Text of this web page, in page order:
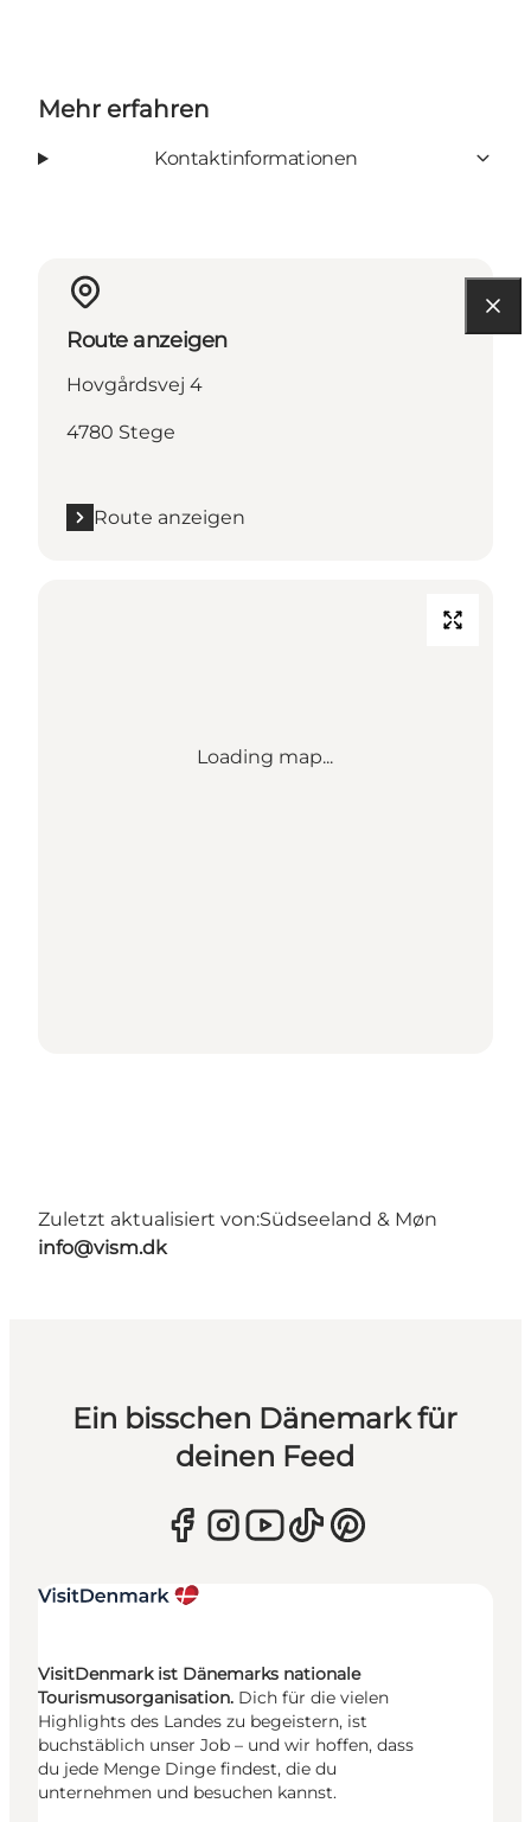
Mehr erfahren
Kontaktinformationen
Route anzeigen
Hovgårdsvej 4
4780 Stege
Route anzeigen
Loading map...
Zuletzt aktualisiert von:Südseeland & Møn
info@vism.dk
Ein bisschen Dänemark für
deinen Feed
VisitDenmark ist Dänemarks nationale
Tourismusorganisation. Dich für die vielen
Highlights des Landes zu begeistern, ist
buchstäblich unser Job – und wir hoffen, dass
du jede Menge Dinge findest, die du
unternehmen und besuchen kannst.